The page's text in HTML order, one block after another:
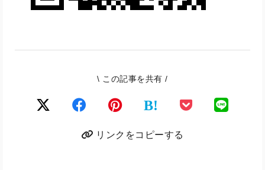
\ この記事を共有 /
B!
リンクをコピーする